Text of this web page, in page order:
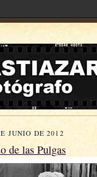
JUNIO DE 2012
de las Pulgas